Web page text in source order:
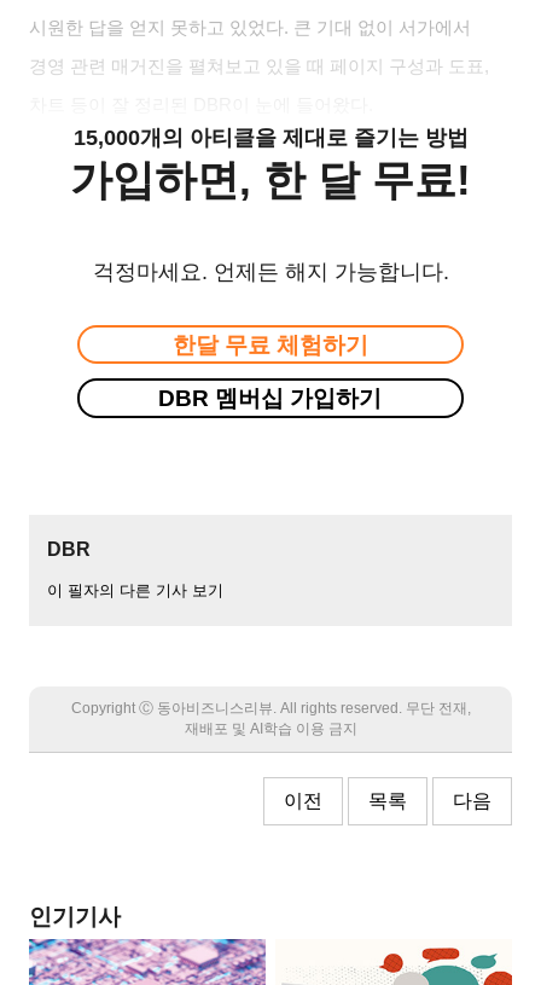
시원한 답을 얻지 못하고 있었다. 큰 기대 없이 서가에서
경영 관련 매거진을 펼쳐보고 있을 때 페이지 구성과 도표,
15,000개의 아티클을 제대로 즐기는 방법
가입하면, 한 달 무료!
걱정마세요. 언제든 해지 가능합니다.
한달 무료 체험하기
DBR 멤버십 가입하기
DBR
이 필자의 다른 기사 보기
Copyright Ⓒ 동아비즈니스리뷰. All rights reserved. 무단 전재,
재배포 및 AI학습 이용 금지
이전 목록 다음
인기기사